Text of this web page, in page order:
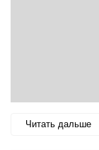
Читать дальше